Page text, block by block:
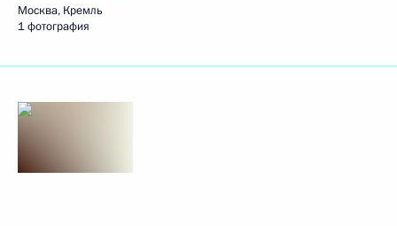
Москва, Кремль
1 фотография